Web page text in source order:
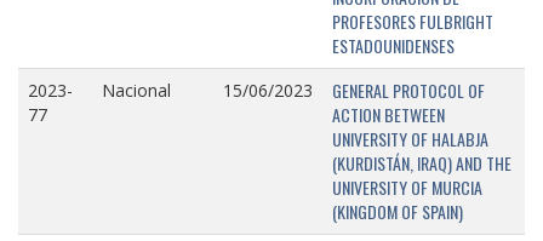
PROFESORES FULBRIGHT
ESTADOUNIDENSES
2023-
77
Nacional 15/06/2023
GENERAL PROTOCOL OF
ACTION BETWEEN
UNIVERSITY OF HALABJA
(KURDISTÁN, IRAQ) AND THE
UNIVERSITY OF MURCIA
(KINGDOM OF SPAIN)